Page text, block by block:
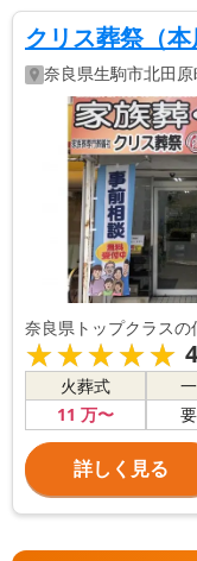
クリス葬祭（本
奈良県生駒市北田
奈良県トップクラス
★★★★★
★★★★★
火葬式
11 万〜
詳しく見る